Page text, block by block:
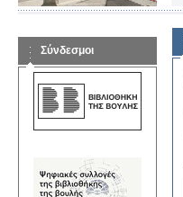
Σύνδεσμοι